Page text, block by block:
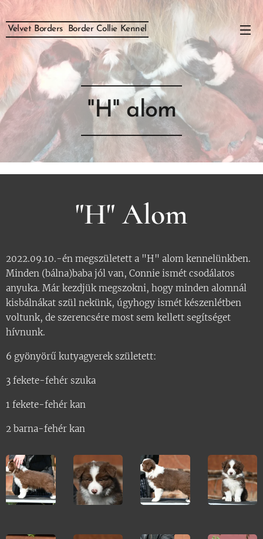
Velvet Borders Border Collie Kennel
"H" alom
"H" Alom
2022.09.10.-én megszületett a "H" alom kennelünkben.
Minden (bálna)baba jól van, Connie ismét csodálatos
anyuka. Már kezdjük megszokni, hogy minden alomnál
kisbálnákat szül nekünk, úgyhogy ismét készenlétben
voltunk, de szerencsére most sem kellett segítséget
hívnunk.
6 gyönyörű kutyagyerek született:
3 fekete-fehér szuka
1 fekete-fehér kan
2 barna-fehér kan